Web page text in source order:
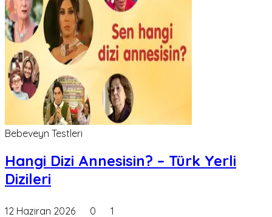
Bebeveyn Testleri
Hangi Dizi Annesisin? – Türk Yerli
Dizileri
12 Haziran 2026 0 1